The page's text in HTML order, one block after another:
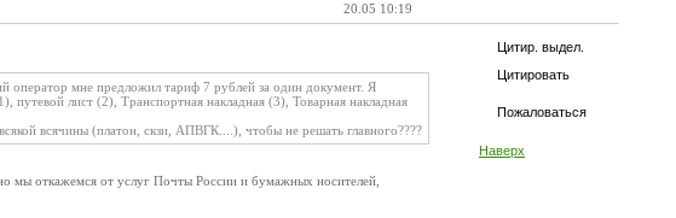
20.05 10:19
Цитир. выдел.
Цитировать
Пожаловаться
Наверх
оператор мне предложил тариф 7 рублей за один документ. Я
лист (2), Транспортная накладная (3), Товарная накладная
всячины (платон, скзи, АПВГК....), чтобы не решать главного????
откажемся от услуг Почты России и бумажных носителей,